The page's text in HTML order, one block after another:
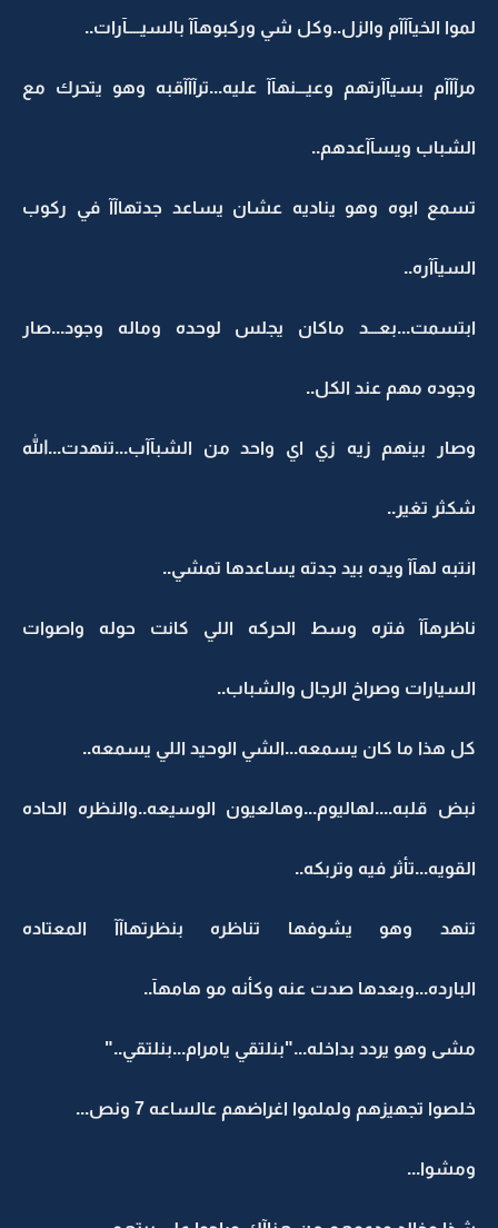
لموا الخيآآآم والزل..وكل شي وركبوهآآ بالسيــــآرات..
مرآآآم بسيآآرتهم وعيـــنهآآ عليه...ترآآآقبه وهو يتحرك مع
الشباب ويسآآعدهم..
تسمع ابوه وهو يناديه عشان يساعد جدتهاآآ في ركوب
السيآآره..
ابتسمت...بعـــد ماكان يجلس لوحده وماله وجود...صار
وجوده مهم عند الكل..
وصار بينهم زيه زي اي واحد من الشبآآب...تنهدت...الله
شكثر تغير..
انتبه لهآآ ويده بيد جدته يساعدها تمشي..
ناظرهآآ فتره وسط الحركه اللي كانت حوله واصوات
السيارات وصراخ الرجال والشباب..
كل هذا ما كان يسمعه...الشي الوحيد اللي يسمعه..
نبض قلبه....لهاليوم...وهالعيون الوسيعه..والنظره الحاده
القويه...تأثر فيه وتربكه..
تنهد وهو يشوفها تناظره بنظرتهاآآ المعتاده
البارده...وبعدها صدت عنه وكأنه مو هامهآ..
مشى وهو يردد بداخله..."بنلتقي يامرام...بنلتقي.."
خلصوا تجهيزهم ولملموا اغراضهم عالساعه 7 ونص...
ومشوا...